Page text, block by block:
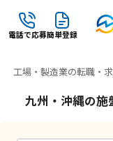
電話で応募簡単登録
工場・製造業の転職・
九州・沖縄の施